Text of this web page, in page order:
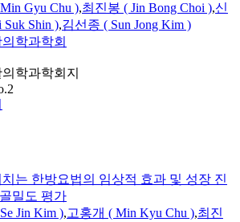
Min Gyu Chu ),최진봉 ( Jin Bong Choi ),신
Suk Shin ),김선종 ( Sun Jong Kim )
학과학회
학과학회지
는 한방요법의 임상적 효과 및 성장 진
밀도 평가
Jin Kim ),고홍개 ( Min Kyu Chu ),최진